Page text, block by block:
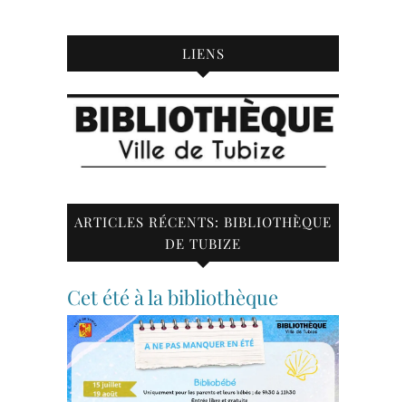
LIENS
ARTICLES RÉCENTS: BIBLIOTHÈQUE
DE TUBIZE
Cet été à la bibliothèque